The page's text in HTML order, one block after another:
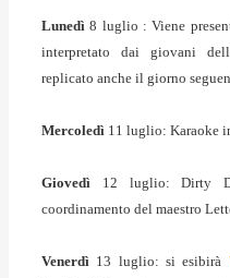
Lunedì 8 luglio : Viene
interpretato dai giovani
replicato anche il giorno
Mercoledì 11 luglio: Karaoke
Giovedì 12 luglio: Dirty
coordinamento del maestro
Venerdì 13 luglio: si esibirà